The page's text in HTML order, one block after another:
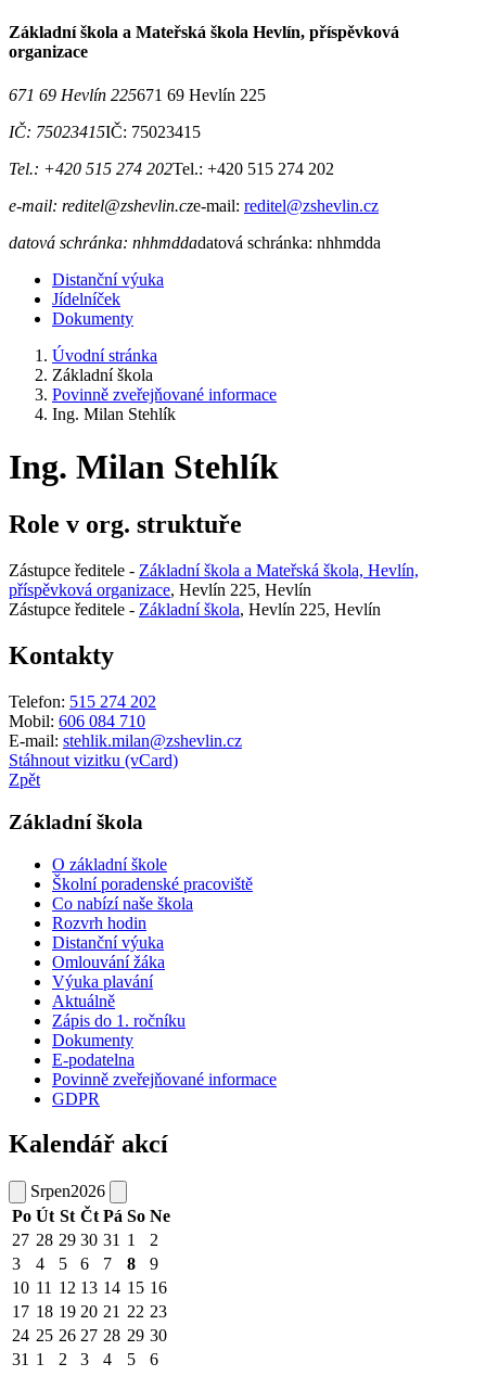
Základní škola a Mateřská škola Hevlín, příspěvková
organizace
671 69 Hevlín 225671 69 Hevlín 225
IČ: 75023415IČ: 75023415
Tel.: +420 515 274 202Tel.: +420 515 274 202
e-mail: reditel@zshevlin.cze-mail: reditel@zshevlin.cz
datová schránka: nhhmddadatová schránka: nhhmdda
Distanční výuka
Jídelníček
Dokumenty
Úvodní stránka
Základní škola
Povinně zveřejňované informace
Ing. Milan Stehlík
Ing. Milan Stehlík
Role v org. struktuře
Zástupce ředitele - Základní škola a Mateřská škola, Hevlín,
příspěvková organizace, Hevlín 225, Hevlín
Zástupce ředitele - Základní škola, Hevlín 225, Hevlín
Kontakty
Telefon: 515 274 202
Mobil: 606 084 710
E-mail: stehlik.milan@zshevlin.cz
Stáhnout vizitku (vCard)
Zpět
Základní škola
O základní škole
Školní poradenské pracoviště
Co nabízí naše škola
Rozvrh hodin
Distanční výuka
Omlouvání žáka
Výuka plavání
Aktuálně
Zápis do 1. ročníku
Dokumenty
E-podatelna
Povinně zveřejňované informace
GDPR
Kalendář akcí
Srpen2026
Po Út St Čt Pá So Ne
27 28 29 30 31 1
2
3
4 5 6 7 8
9
10 11 12 13 14 15 16
17 18 19 20 21 22 23
24 25 26 27 28 29 30
31 1 2 3 4 5 6